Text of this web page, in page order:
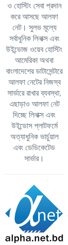
ও হোস্টিং সেবা প্রদান
করে আসছে আলফা
নেট। সুলভ মূল্যে
সর্বাধুনিক লিনাক্স এবং
উইন্ডোজ ওয়েব হোস্টিং
আমেরিকা অথবা
বাংলাদেশের ডাটাসেন্টারে
আলফা নেটের নিজস্ব
সার্ভারে রাখার ব্যবস্থা,
এছাড়াও আলফা নেট
দিচ্ছে লিনাক্স এবং
উইন্ডোস প্লাটফর্মে
অত্যাধুনিক ভার্চুয়াল
এবং ডেডিকেটেড
সার্ভার।